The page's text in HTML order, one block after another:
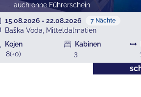
auch ohne Führerschein
15.08.2026 - 22.08.2026 7 Nächte
Baška Voda, Mitteldalmatien
Kojen
8(+0)
Kabinen
3